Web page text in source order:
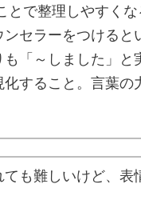
で整理しやすくな
セラーをつけると
も「～しました」
すること。言葉の
ても難しいけど、